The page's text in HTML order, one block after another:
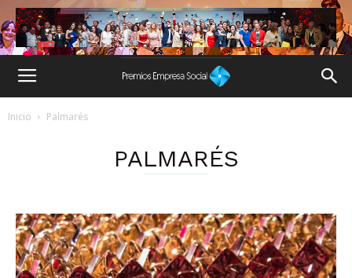
Inicio Palmarés
PALMARÉS